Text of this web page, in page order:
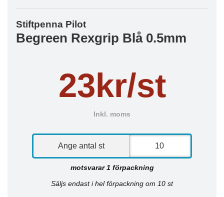
Stiftpenna Pilot
Begreen Rexgrip Blå 0.5mm
23kr/st
Inkl. moms
Ange antal st
motsvarar 1 förpackning
Säljs endast i hel förpackning om 10 st